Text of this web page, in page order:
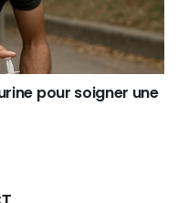
pour soigner une